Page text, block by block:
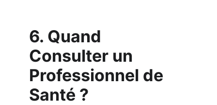
6. Quand
Consulter un
Professionnel de
Santé ?